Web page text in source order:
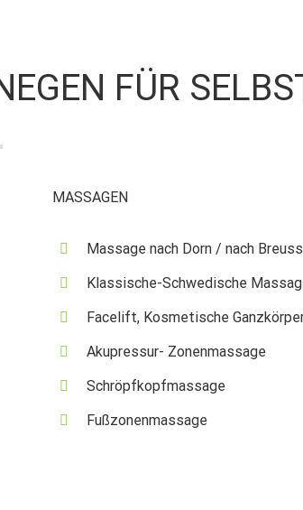
FÜR
MASSAGEN
Massage nach Dorn / nach Breuss
Klassische-Schwedische
Facelift, Kosmetische
Akupressur- Zonenmassage
Schröpfkopfmassage
Fußzonenmassage